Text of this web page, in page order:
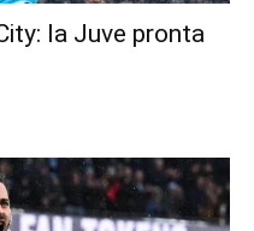
la Juve pronta